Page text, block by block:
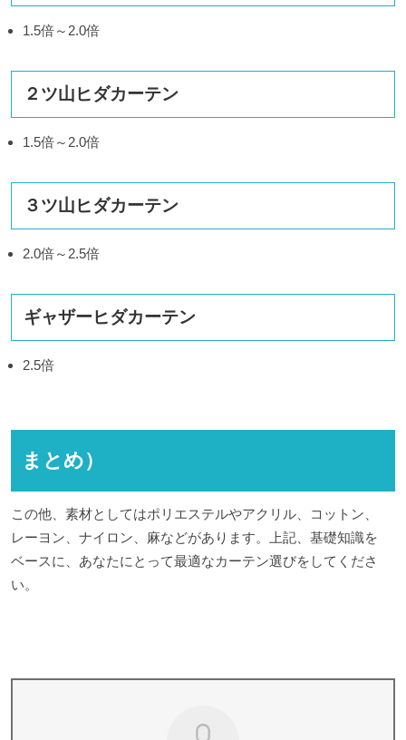
1.5倍～ 2.0倍
２ツ山ヒダカーテン
1.5倍～ 2.0倍
３ツ山ヒダカーテン
2.0倍～ 2.5倍
ギャザーヒダカーテン
2.5倍
まとめ）
この他、素材としてはポリエステルやアクリル、コットン、
レーヨン、ナイロン、麻などがあります。上記、基礎知識を
ベースに、あなたにとって最適なカーテン選びをしてくださ
い。